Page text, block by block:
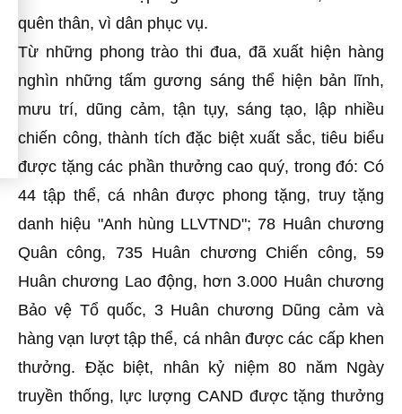
quên thân, vì dân phục vụ.
Từ những phong trào thi đua, đã xuất hiện hàng
nghìn những tấm gương sáng thể hiện bản lĩnh,
mưu trí, dũng cảm, tận tụy, sáng tạo, lập nhiều
chiến công, thành tích đặc biệt xuất sắc, tiêu biểu
được tặng các phần thưởng cao quý, trong đó: Có
44 tập thể, cá nhân được phong tặng, truy tặng
danh hiệu "Anh hùng LLVTND"; 78 Huân chương
Quân công, 735 Huân chương Chiến công, 59
Huân chương Lao động, hơn 3.000 Huân chương
Bảo vệ Tổ quốc, 3 Huân chương Dũng cảm và
hàng vạn lượt tập thể, cá nhân được các cấp khen
thưởng. Đặc biệt, nhân kỷ niệm 80 năm Ngày
truyền thống, lực lượng CAND được tặng thưởng